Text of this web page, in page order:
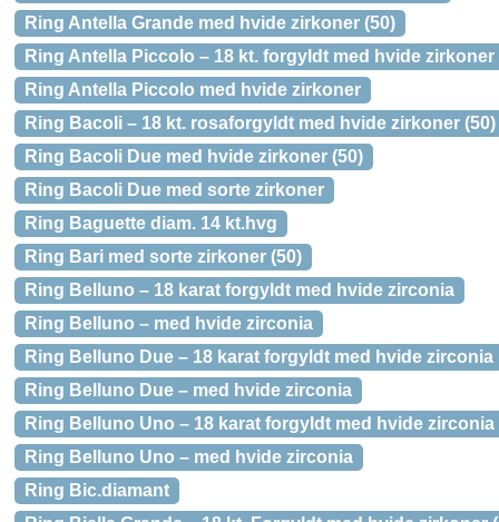
Ring Antella Grande med hvide zirkoner (50)
Ring Antella Piccolo – 18 kt. forgyldt med hvide zirkoner
Ring Antella Piccolo med hvide zirkoner
Ring Bacoli – 18 kt. rosaforgyldt med hvide zirkoner (50)
Ring Bacoli Due med hvide zirkoner (50)
Ring Bacoli Due med sorte zirkoner
Ring Baguette diam. 14 kt.hvg
Ring Bari med sorte zirkoner (50)
Ring Belluno – 18 karat forgyldt med hvide zirconia
Ring Belluno – med hvide zirconia
Ring Belluno Due – 18 karat forgyldt med hvide zirconia
Ring Belluno Due – med hvide zirconia
Ring Belluno Uno – 18 karat forgyldt med hvide zirconia
Ring Belluno Uno – med hvide zirconia
Ring Bic.diamant